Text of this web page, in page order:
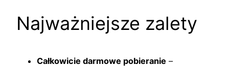
Najważniejsze zalety
Całkowicie darmowe pobieranie –